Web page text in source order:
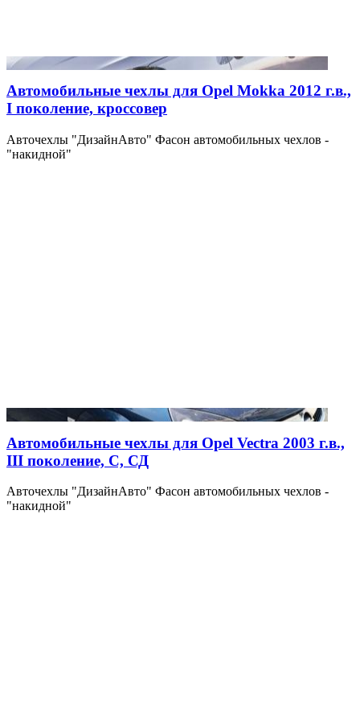
Автомобильные чехлы для Opel Mokka 2012 г.в.,
I поколение, кроссовер
Авточехлы "ДизайнАвто" Фасон автомобильных чехлов -
"накидной"
Автомобильные чехлы для Opel Vectra 2003 г.в.,
III поколение, C, СД
Авточехлы "ДизайнАвто" Фасон автомобильных чехлов -
"накидной"